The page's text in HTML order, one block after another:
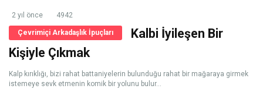
2 yıl önce 4942
Çevrimiçi Arkadaşlık İpuçları
Kalbi İyileşen Bir
Kişiyle Çıkmak
Kalp kırıklığı, bizi rahat battaniyelerin bulunduğu rahat bir mağaraya girmek
istemeye sevk etmenin komik bir yolunu bulur...